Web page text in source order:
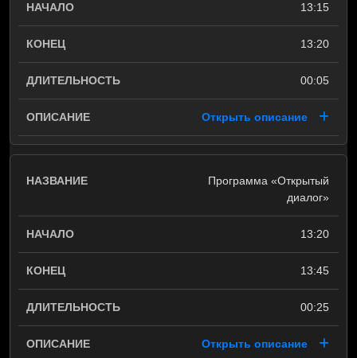
13:15
13:20
00:05
Открыть описание
Программа «Открытый
диалог»
13:20
13:45
00:25
Открыть описание